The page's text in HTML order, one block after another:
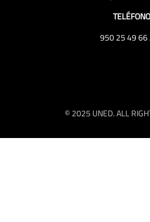
TELÉFONO
950 25 49 66
© 2025 UNED. ALL